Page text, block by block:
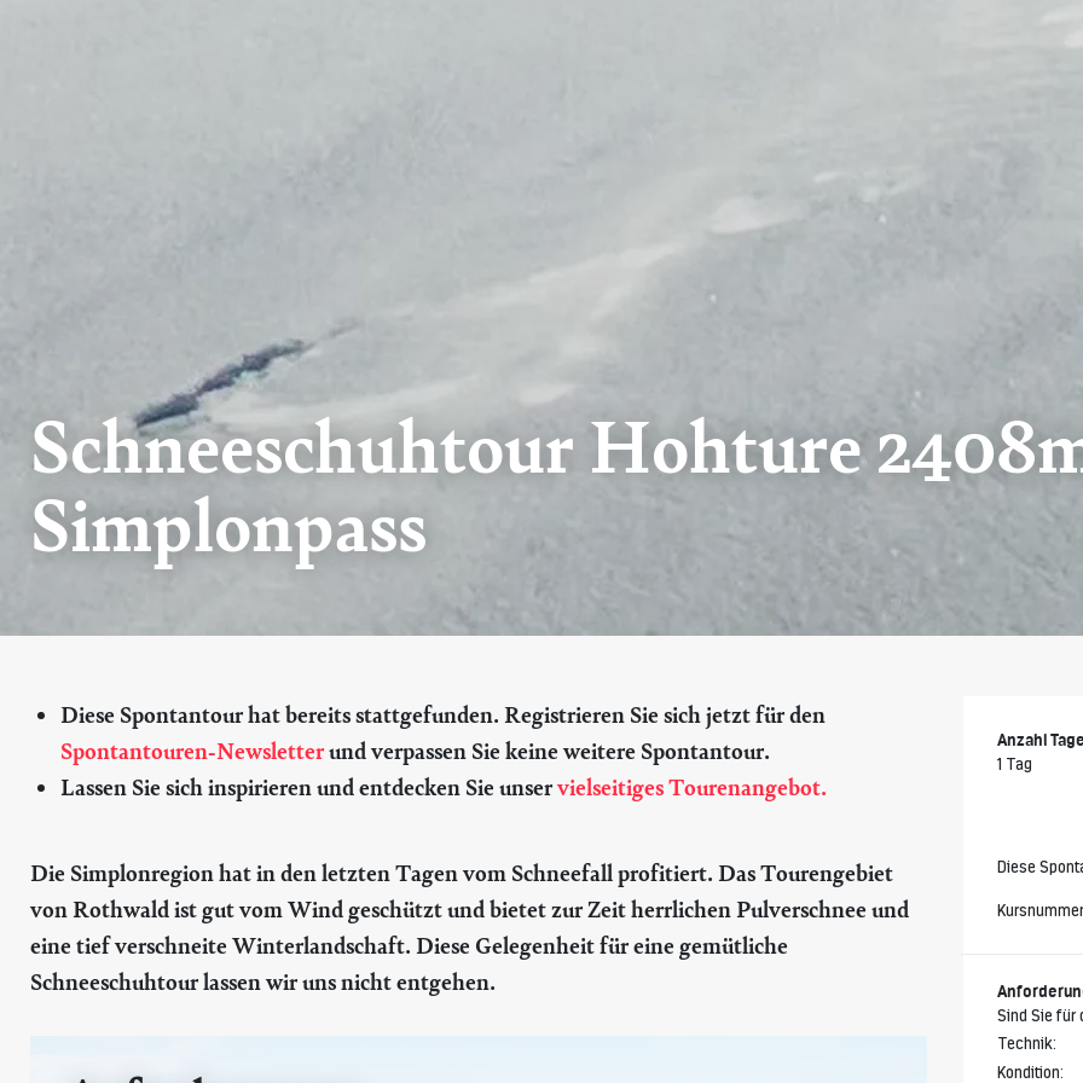
Schneeschuhtour Hohture
Simplonpass
Diese Spontantour hat bereits stattgefunden. Registrieren Sie sich jetzt für den
Spontantouren-Newsletterund verpassen Sie keine weitere Spontantour.
Lassen Sie sich inspirieren und entdecken Sie unservielseitiges Tourenangebot.
Die Simplonregion hat in den letzten Tagen vom Schneefall profitiert. Das Tourengebiet
von Rothwald ist gut vom Wind geschützt und bietet zur Zeit herrlichen Pulverschnee und
eine tief verschneite Winterlandschaft. Diese Gelegenheit für eine gemütliche
Schneeschuhtour lassen wir uns nicht entgehen.
Anzahl
1 Tag
Diese
Sind Sie für
Technik:
Kondition: